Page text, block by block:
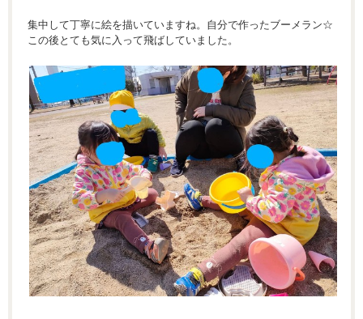
集中して丁寧に絵を描いていますね。自分で作ったブーメラン☆
この後とても気に入って飛ばしていました。